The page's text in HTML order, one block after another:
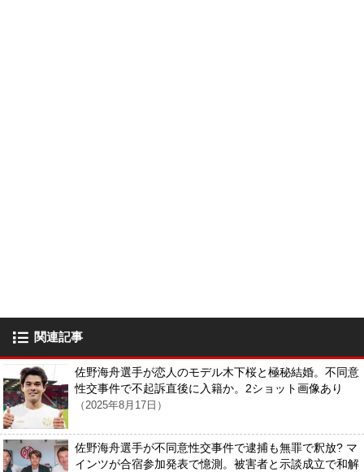
関連記事
佐野海舟選手が恋人のモデル木下桜と極秘結婚。不同意
性交事件で不起訴直後に入籍か。2ショット画像あり
（2025年8月17日）
佐野海舟選手が不同意性交事件で逮捕も無罪で釈放? マ
インツが合宿参加発表で憶測。被害者と示談成立で和解